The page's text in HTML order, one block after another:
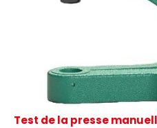
Test de la presse